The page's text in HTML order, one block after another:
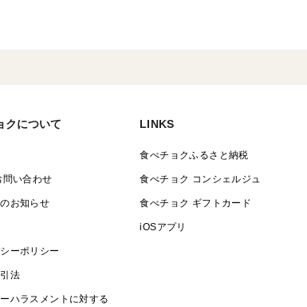
クについて
問い合わせ
お知らせ
ーポリシー
法
ハラスメントに対する
LINKS
食べチョクふるさと納税
食べチョク コンシェルジュ
食べチョク ギフトカード
iOSアプリ